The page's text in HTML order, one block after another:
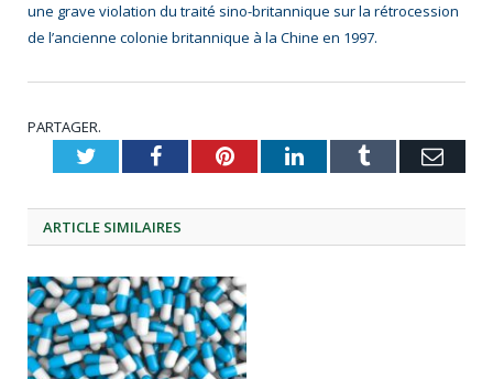
une grave violation du traité sino-britannique sur la rétrocession
de l’ancienne colonie britannique à la Chine en 1997.
PARTAGER.
TwitterFacebookPinterestLinkedInTumblr
ARTICLE SIMILAIRES